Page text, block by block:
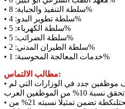
• سلطة التنفيذ والجباية: 8%
• سلطة تطوير البدو: 4%
• سلطة الكهرباء: 5%
• سلطة الضرائب: 5%
• سلطة الطيران المدني: 2%
• خدمات المعالجة المحوسبة: 1%
مطالب الالتماس:
• تجميد المناقصات لتوظيف موظفين جدد في الوزارات التي لم
تحقق نسبة 10% من الموظفين العرب
• إعداد خطة عمل شاملة ومحتلنكطة تضمن تمثيلًا نسبته 21% من